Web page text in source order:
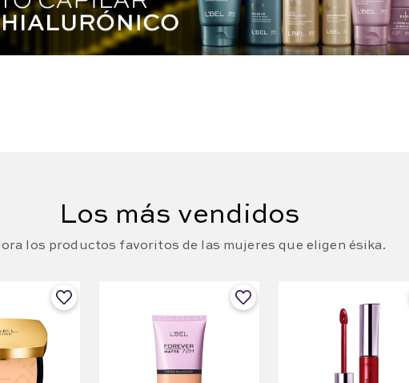
Los más vendidos
los productos favoritos de las mujeres que eligen ésika.